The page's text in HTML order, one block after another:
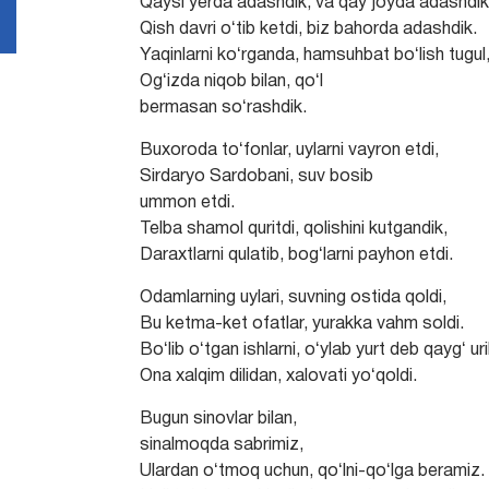
Qaysi yerda adashdik, va qay joyda
Qish davri oʻtib ketdi, biz bahorda adashdik.
Yaqinlarni koʻrganda, hamsuhbat boʻlish tugul,
Ogʻizda niqob bilan, qoʻl
bermasan soʻrashdik.
Buxoroda toʻfonlar, uylarni vayron etdi,
Sirdaryo Sardobani, suv bosib
ummon etdi.
Telba shamol quritdi, qolishini kutgandik,
Daraxtlarni qulatib, bogʻlarni payhon etdi.
Odamlarning uylari, suvning ostida qoldi,
Bu ketma-ket ofatlar, yurakka vahm soldi.
Boʻlib oʻtgan ishlarni, oʻylab yurt deb qaygʻ
Ona xalqim dilidan, xalovati yoʻqoldi.
Bugun sinovlar bilan,
sinalmoqda sabrimiz,
Ulardan oʻtmoq uchun, qoʻlni-qoʻlga beramiz.